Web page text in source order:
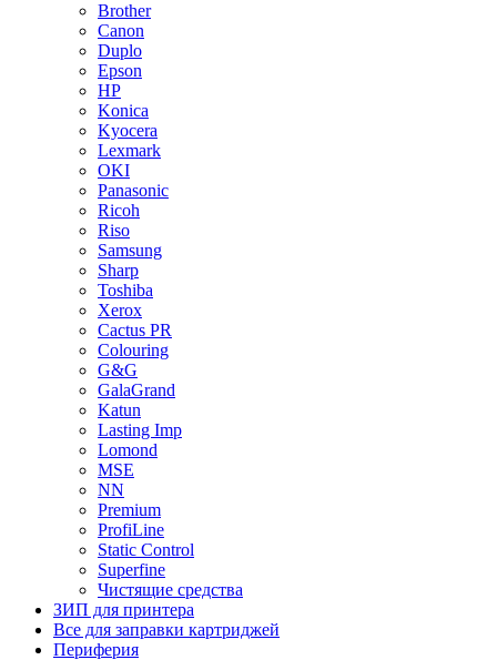
Brother
Canon
Duplo
Epson
HP
Konica
Kyocera
Lexmark
OKI
Panasonic
Ricoh
Riso
Samsung
Sharp
Toshiba
Xerox
Cactus PR
Colouring
G&G
GalaGrand
Katun
Lasting Imp
Lomond
MSE
NN
Premium
ProfiLine
Static Control
Superfine
Чистящие средства
ЗИП для принтера
Все для заправки картриджей
Периферия